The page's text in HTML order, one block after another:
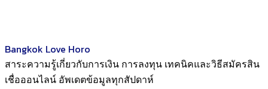
Bangkok Love Horo
สาระความรู้เกี่ยวกับการเงิน การลงทุน เทคนิคและวิธีสมัครสิน
เชื่อออนไลน์ อัพเดตข้อมูลทุกสัปดาห์